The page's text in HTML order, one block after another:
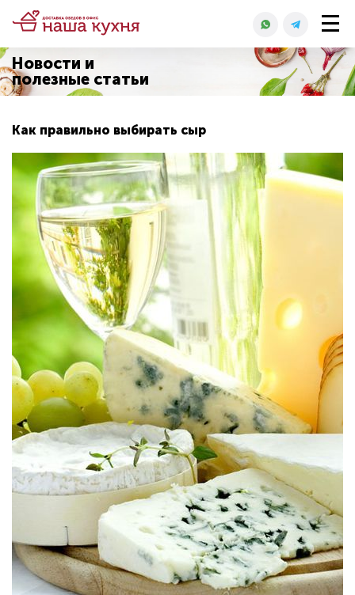
Новости и
полезные статьи
Как правильно выбирать сыр